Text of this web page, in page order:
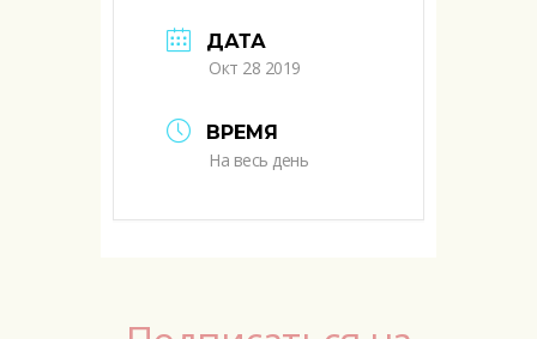
ДАТА
Окт 28 2019
ВРЕМЯ
На весь день